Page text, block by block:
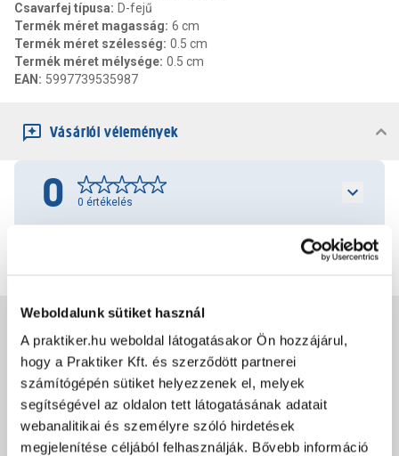
Weboldalunk sütiket használ
A praktiker.hu weboldal látogatásakor Ön hozzájárul,
hogy a Praktiker Kft. és szerződött partnerei
számítógépén sütiket helyezzenek el, melyek
segítségével az oldalon tett látogatásának adatait
webanalitikai és személyre szóló hirdetések
megjelenítése céljából felhasználják. Bővebb információ
Csavarfej típusa: D-fejű
Termék méret magasság: 6 cm
Termék méret szélesség: 0.5 cm
Termék méret mélysége: 0.5 cm
EAN : 5997739535987
Vásárlói vélemények
0 0 értékelés
Csomagolási és súly információk
Dokumentumok, felelős személy